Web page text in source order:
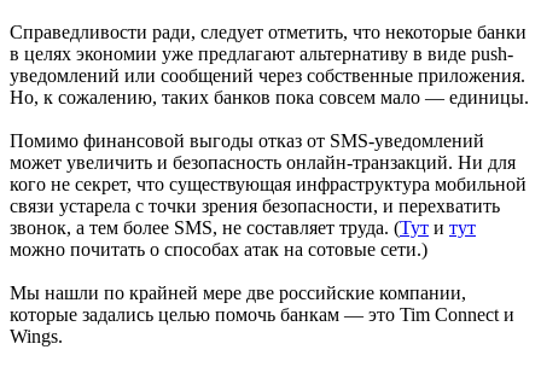
Справедливости ради, следует отметить, что некоторые банки
в целях экономии уже предлагают альтернативу в виде push-
уведомлений или сообщений через собственные приложения.
Но, к сожалению, таких банков пока совсем мало — единицы.
Помимо финансовой выгоды отказ от SMS-уведомлений
может увеличить и безопасность онлайн-транзакций. Ни для
кого не секрет, что существующая инфраструктура мобильной
связи устарела с точки зрения безопасности, и перехватить
звонок, а тем более SMS, не составляет труда. (Тут и тут
можно почитать о способах атак на сотовые сети.)
Мы нашли по крайней мере две российские компании,
которые задались целью помочь банкам — это Tim Connect и
Wings.